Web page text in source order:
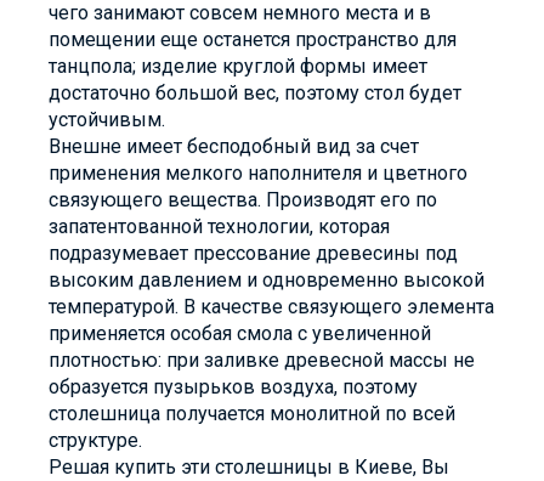
чего занимают совсем немного места и в
помещении еще останется пространство для
танцпола; изделие круглой формы имеет
достаточно большой вес, поэтому стол будет
устойчивым.
Внешне имеет бесподобный вид за счет
применения мелкого наполнителя и цветного
связующего вещества. Производят его по
запатентованной технологии, которая
подразумевает прессование древесины под
высоким давлением и одновременно высокой
температурой. В качестве связующего элемента
применяется особая смола с увеличенной
плотностью: при заливке древесной массы не
образуется пузырьков воздуха, поэтому
столешница получается монолитной по всей
структуре.
Решая купить эти столешницы в Киеве, Вы